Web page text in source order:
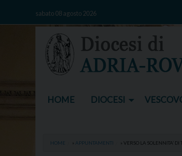
sabato 08 agosto 2026
HOME DIOCESI
HOME » APPUNTAMENTI » VERSO LA SOLENNITA’ DI